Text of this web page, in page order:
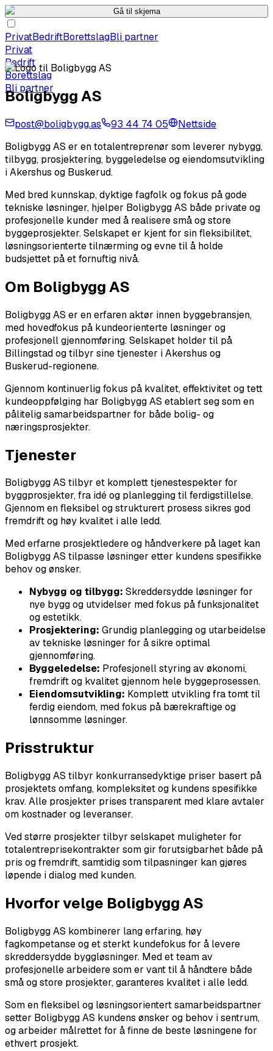
Gå til skjema
PrivatBedriftBorettslagBli partner
Privat
Bedrift
Borettslag
Bli partner
Boligbygg AS
post@boligbygg.as 93 44 74 05
Nettside
Boligbygg AS er en totalentreprenør som leverer nybygg,
tilbygg, prosjektering, byggeledelse og eiendomsutvikling
i Akershus og Buskerud.
Med bred kunnskap, dyktige fagfolk og fokus på gode
tekniske løsninger, hjelper Boligbygg AS både private og
profesjonelle kunder med å realisere små og store
byggeprosjekter. Selskapet er kjent for sin fleksibilitet,
løsningsorienterte tilnærming og evne til å holde
budsjettet på et fornuftig nivå.
Om Boligbygg AS
Boligbygg AS er en erfaren aktør innen byggebransjen,
med hovedfokus på kundeorienterte løsninger og
profesjonell gjennomføring. Selskapet holder til på
Billingstad og tilbyr sine tjenester i Akershus og
Buskerud-regionene.
Gjennom kontinuerlig fokus på kvalitet, effektivitet og tett
kundeoppfølging har Boligbygg AS etablert seg som en
pålitelig samarbeidspartner for både bolig- og
næringsprosjekter.
Tjenester
Boligbygg AS tilbyr et komplett tjenestespekter for
byggprosjekter, fra idé og planlegging til ferdigstillelse.
Gjennom en fleksibel og strukturert prosess sikres god
fremdrift og høy kvalitet i alle ledd.
Med erfarne prosjektledere og håndverkere på laget kan
Boligbygg AS tilpasse løsninger etter kundens spesifikke
behov og ønsker.
Nybygg og tilbygg: Skreddersydde løsninger for
nye bygg og utvidelser med fokus på funksjonalitet
og estetikk.
Prosjektering: Grundig planlegging og utarbeidelse
av tekniske løsninger for å sikre optimal
gjennomføring.
Byggeledelse: Profesjonell styring av økonomi,
fremdrift og kvalitet gjennom hele byggeprosessen.
Eiendomsutvikling: Komplett utvikling fra tomt til
ferdig eiendom, med fokus på bærekraftige og
lønnsomme løsninger.
Prisstruktur
Boligbygg AS tilbyr konkurransedyktige priser basert på
prosjektets omfang, kompleksitet og kundens spesifikke
krav. Alle prosjekter prises transparent med klare avtaler
om kostnader og leveranser.
Ved større prosjekter tilbyr selskapet muligheter for
totalentreprisekontrakter som gir forutsigbarhet både på
pris og fremdrift, samtidig som tilpasninger kan gjøres
løpende i dialog med kunden.
Hvorfor velge Boligbygg AS
Boligbygg AS kombinerer lang erfaring, høy
fagkompetanse og et sterkt kundefokus for å levere
skreddersydde byggløsninger. Med et team av
profesjonelle arbeidere som er vant til å håndtere både
små og store prosjekter, garanteres kvalitet i alle ledd.
Som en fleksibel og løsningsorientert samarbeidspartner
setter Boligbygg AS kundens ønsker og behov i sentrum,
og arbeider målrettet for å finne de beste løsningene for
ethvert prosjekt.